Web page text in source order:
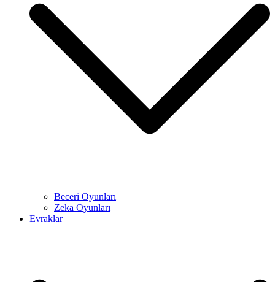
Beceri Oyunları
Zeka Oyunları
Evraklar